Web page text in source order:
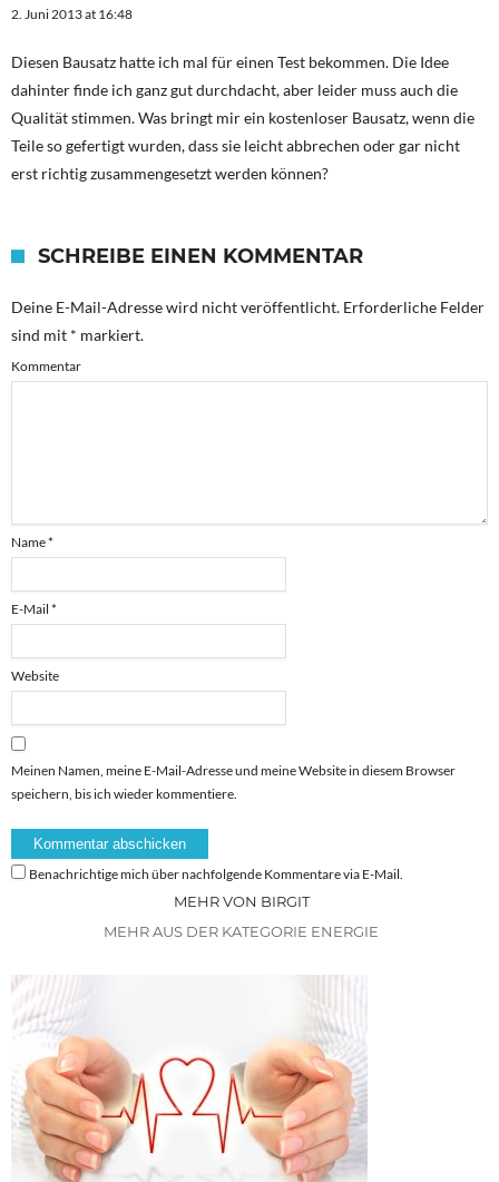
2. Juni 2013 at 16:48
Diesen Bausatz hatte ich mal für einen Test bekommen. Die Idee
dahinter finde ich ganz gut durchdacht, aber leider muss auch die
Qualität stimmen. Was bringt mir ein kostenloser Bausatz, wenn die
Teile so gefertigt wurden, dass sie leicht abbrechen oder gar nicht
erst richtig zusammengesetzt werden können?
SCHREIBE EINEN KOMMENTAR
Deine E-Mail-Adresse wird nicht veröffentlicht. Erforderliche Felder
sind mit * markiert.
Kommentar
Name*
E-Mail *
Website
Meinen Namen, meine E-Mail-Adresse und meine Website in diesem Browser
speichern, bis ich wieder kommentiere.
Benachrichtige mich über nachfolgende Kommentare via E-Mail.
MEHR VON BIRGIT
MEHR AUS DER KATEGORIE ENERGIE